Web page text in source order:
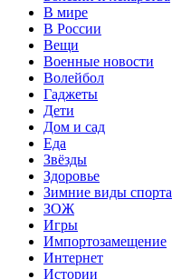
В мире
В России
Вещи
Военные новости
Волейбол
Гаджеты
Дети
Дом и сад
Еда
Звёзды
Здоровье
Зимние виды спорта
ЗОЖ
Игры
Импортозамещение
Интернет
Истории